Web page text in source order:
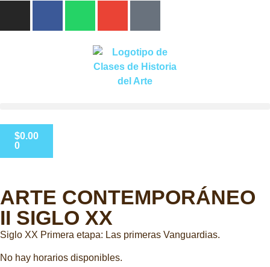
$0.00
0
ARTE CONTEMPORÁNEO
II SIGLO XX
Siglo XX Primera etapa: Las primeras Vanguardias.
No hay horarios disponibles.